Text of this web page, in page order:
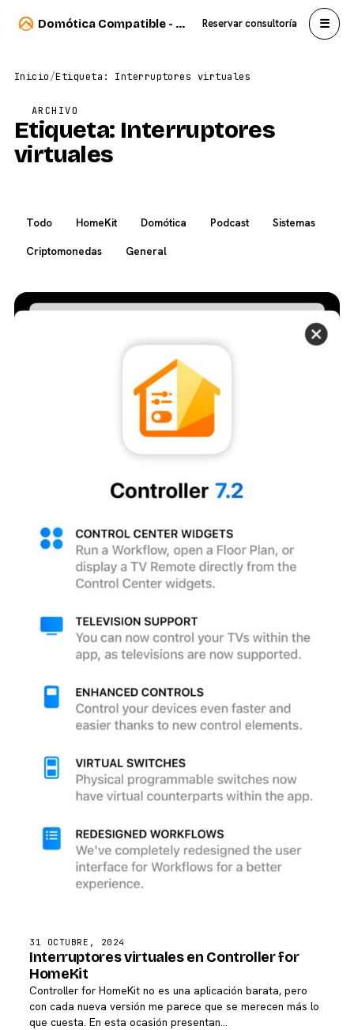
Domótica Compatible - Carlos Sahuquillo Reservar consultoría ☰
Inicio/Etiqueta: Interruptores virtuales
ARCHIVO
Etiqueta: Interruptores
virtuales
Todo HomeKit Domótica Podcast
Sistemas
Criptomonedas
General
31 OCTUBRE, 2024
Interruptores virtuales en Controller for
HomeKit
Controller for HomeKit no es una aplicación barata, pero
con cada nueva versión me parece que se merecen más lo
que cuesta. En esta ocasión presentan…